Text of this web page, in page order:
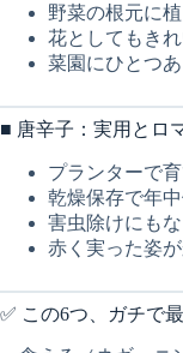
野菜の根元に
花としてもき
菜園にひとつ
■ 唐辛子：実用とロ
プランターで
乾燥保存で年
害虫除けにも
赤く実った姿
✅ この6つ、ガチで